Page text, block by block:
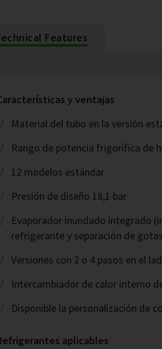
Features
y ventajas
Material del tubo en la versión
Rango de potencia frigorífica de
12 modelos estándar
Presión de diseño 18,1 bar
Evaporador inundado integrado
refrigerante y separación de
Versiones con 2 o 4 pasos en el
Intercambiador de calor interno
Disponible la personalización de
aplicables